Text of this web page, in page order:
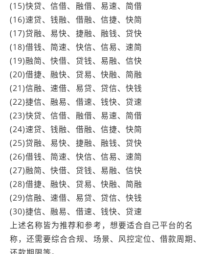
(15)快贷、信借、融借、易速、简借
(16)速贷、钱融、借融、信捷、快简
(17)贷融、易快、捷融、融钱、贷快
(18)借钱、简速、快信、信易、速简
(19)融简、快借、贷钱、易融、信快
(20)借捷、融快、贷易、快融、简融
(21)信融、速借、易贷、贷信、快钱
(22)捷信、融易、借速、钱快、贷速
(23)快贷、信借、融借、易速、简借
(24)速贷、钱融、借融、信捷、快简
(25)贷融、易快、捷融、融钱、贷快
(26)借钱、简速、快信、信易、速简
(27)融简、快借、贷钱、易融、信快
(28)借捷、融快、贷易、快融、简融
(29)信融、速借、易贷、贷信、快钱
(30)捷信、融易、借速、钱快、贷速
上述名称皆为推荐和参考，想要适合自己平台的名
称，还需要综合合规、场景、风控定位、借款周期、